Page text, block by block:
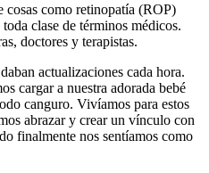
cosas como retinopatía (ROP)
clase de términos médicos.
doctores y terapistas.
actualizaciones cada hora.
cargar a nuestra adorada bebé
canguro. Vivíamos para estos
abrazar y crear un vínculo con
finalmente nos sentíamos como